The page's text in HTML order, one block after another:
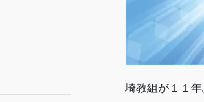
埼教組が１１